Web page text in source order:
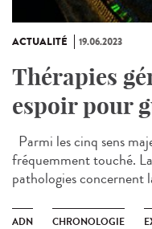
ACTUALITÉ 19.06.2023
Thérapies
espoir pour
Parmi les cinq sens
fréquemment touché.
pathologies concernent
ADN CHRONOLOGIE